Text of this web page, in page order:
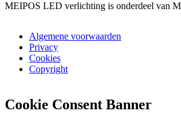
MEIPOS LED verlichting is onderdeel van
Algemene voorwaarden
Privacy
Cookies
Copyright
Cookie Consent Banner